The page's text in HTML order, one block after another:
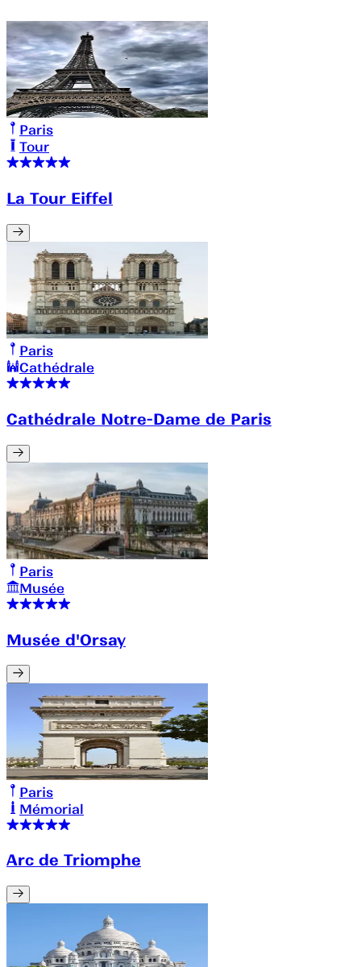
Paris
Tour
La Tour Eiffel
Paris
Cathédrale
Cathédrale Notre-Dame de Paris
Paris
Musée
Musée d'Orsay
Paris
Mémorial
Arc de Triomphe